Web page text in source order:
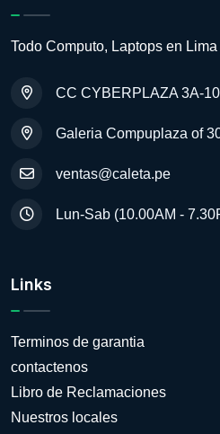
Todo Computo, Laptops en
CC CYBERPLAZA 3A-
Galeria Compuplaza of
ventas@caleta.pe
Lun-Sab (10.00AM -
Links
Terminos de garantia
contactenos
Libro de Reclamaciones
Nuestros locales